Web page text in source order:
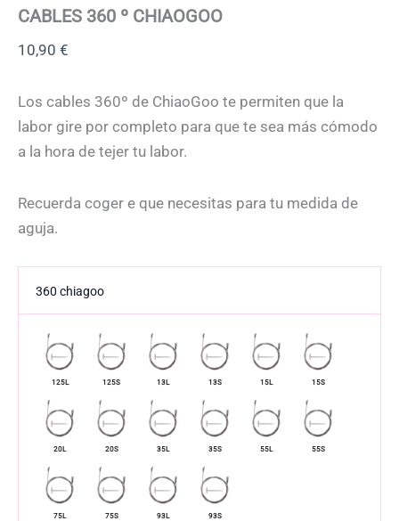
CABLES 360 º CHIAOGOO
10,90 €
Los cables 360º de ChiaoGoo te permiten que la
labor gire por completo para que te sea más cómodo
a la hora de tejer tu labor.
Recuerda coger e que necesitas para tu medida de
aguja.
360 chiagoo